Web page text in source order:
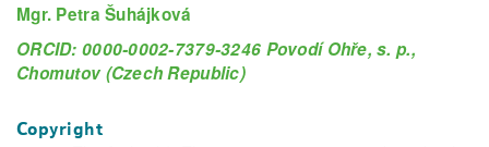
Mgr. Petra Šuhájková
ORCID: 0000-0002-7379-3246 Povodí Ohře, s. p.,
Chomutov (Czech Republic)
Copyright